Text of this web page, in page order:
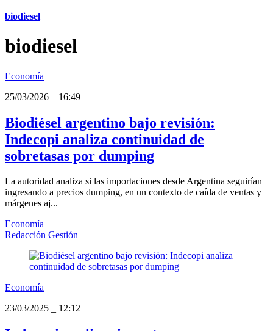
biodiesel
biodiesel
Economía
25/03/2026
16:49
Biodiésel argentino bajo revisión:
Indecopi analiza continuidad de
sobretasas por dumping
La autoridad analiza si las importaciones desde Argentina seguirían
ingresando a precios dumping, en un contexto de caída de ventas y
márgenes aj...
Economía
Redacción Gestión
Economía
23/03/2025
12:12